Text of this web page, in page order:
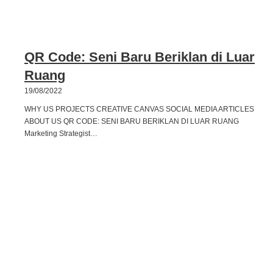
QR Code: Seni Baru Beriklan di Luar
Ruang
19/08/2022
WHY US PROJECTS CREATIVE CANVAS SOCIAL MEDIA ARTICLES
ABOUT US QR CODE: SENI BARU BERIKLAN DI LUAR RUANG
Marketing Strategist…